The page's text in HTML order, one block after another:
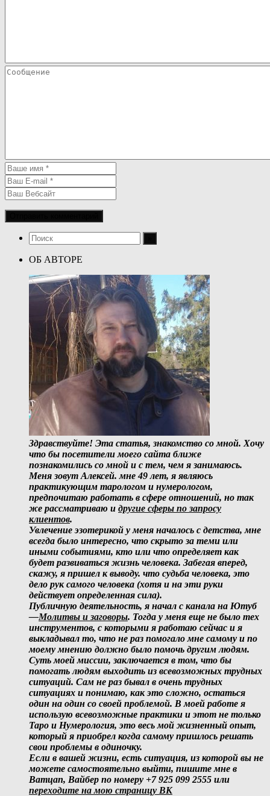
ОБ АВТОРЕ
Здравствуйте! Эта статья, знакомство со мной. Хочу
что бы посетители моего сайта ближе
познакомились со мной и с тем, чем я занимаюсь.
Меня зовут Алексей. мне 49 лет, я являюсь
практикующим тарологом и нумерологом,
предпочитаю работать в сфере отношений, но так
же рассматриваю и другие сферы по запросу
клиентов.
Увлечение эзотерикой у меня началось с детства, мне
всегда было интересно, что скрыто за теми или
иными событиями, кто или что определяет как
будет развиваться жизнь человека. Забегая вперед,
скажу, я пришел к выводу. что судьба человека, это
дело рук самого человека (хотя и на эти руки
действует определенная сила).
Публичную деятельность, я начал с канала на Ютуб
—Молитвы и заговоры. Тогда у меня еще не было тех
инструментов, с которыми я работаю сейчас и я
выкладывал то, что не раз помогало мне самому и по
моему мнению должно было помочь другим людям.
Суть моей миссии, заключается в том, что бы
помогать людям выходить из всевозможных трудных
ситуаций. Сам не раз бывал в очень трудных
ситуациях и понимаю, как это сложно, остаться
один на один со своей проблемой. В моей работе я
использую всевозможные практики и этот не только
Таро и Нумерология, это весь мой жизненный опыт,
который я приобрел когда самому пришлось решать
свои проблемы в одиночку.
Если в вашей жизни, есть ситуация, из которой вы не
можете самостоятельно выйти, пишите мне в
Ватцап, Вайбер по номеру +7 925 099 2555 или
переходите на мою страницу ВК